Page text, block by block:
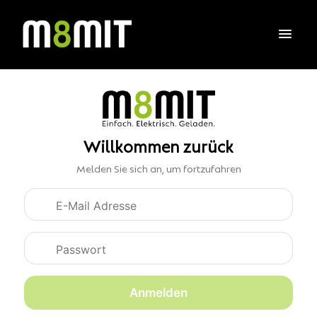
Willkommen zurück
Melden Sie sich an, um fortzufahren
Anmeldedaten
Anmelden